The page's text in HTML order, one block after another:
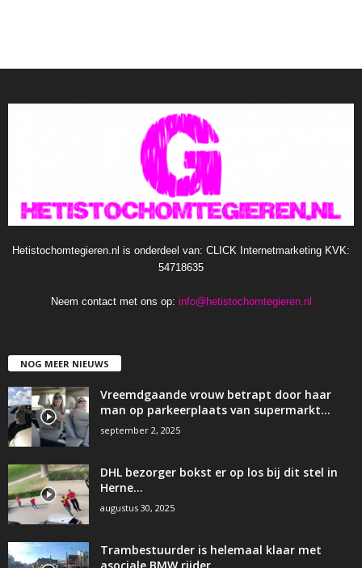
Hetistochomtegieren.nl is onderdeel van: CLICK Internetmarketing KVK:
54718635
Neem contact met ons op: info@hetistochomtegieren.nl
NOG MEER NIEUWS
Vreemdgaande vrouw betrapt door haar
man op parkeerplaats van supermarkt…
september 2, 2025
DHL bezorger bokst er op los bij dit stel in
Herne…
augustus 30, 2025
Trambestuurder is helemaal klaar met